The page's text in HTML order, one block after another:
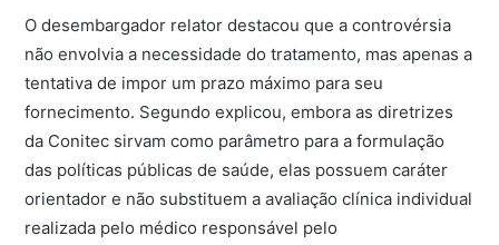
O desembargador relator destacou que a controvérsia
não envolvia a necessidade do tratamento, mas apenas a
tentativa de impor um prazo máximo para seu
fornecimento. Segundo explicou, embora as diretrizes
da Conitec sirvam como parâmetro para a formulação
das políticas públicas de saúde, elas possuem caráter
orientador e não substituem a avaliação clínica individual
realizada pelo médico responsável pelo